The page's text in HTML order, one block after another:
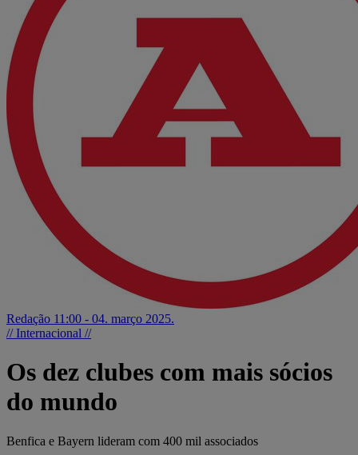
Redação 11:00 - 04. março 2025.
// Internacional //
Os dez clubes com mais sócios
do mundo
Benfica e Bayern lideram com 400 mil associados